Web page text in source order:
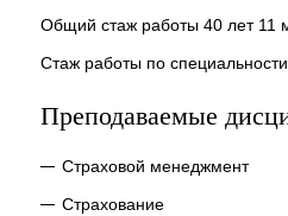
Общий стаж работы 40 лет 11
Стаж работы по
Преподаваемые
Страховой менеджмент
Страхование